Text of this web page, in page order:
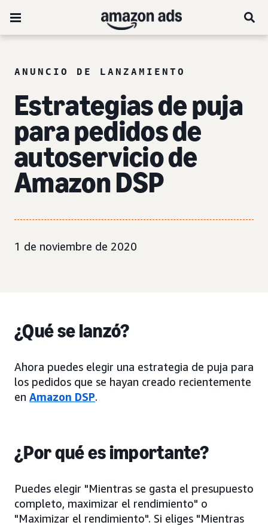
ANUNCIO DE LANZAMIENTO
Estrategias de puja
para pedidos de
autoservicio de
Amazon DSP
1 de noviembre de 2020
¿Qué se lanzó?
Ahora puedes elegir una estrategia de puja para
los pedidos que se hayan creado recientemente
en Amazon DSP.
¿Por qué es importante?
Puedes elegir "Mientras se gasta el presupuesto
completo, maximizar el rendimiento" o
"Maximizar el rendimiento". Si eliges "Mientras